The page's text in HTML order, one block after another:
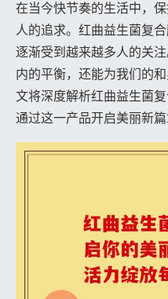
在当今快节奏的生活中，
人的追求。红曲益生菌复
逐渐受到越来越多人的关
内的平衡，还能为我们的
文将深度解析红曲益生菌
通过这一产品开启美丽新篇